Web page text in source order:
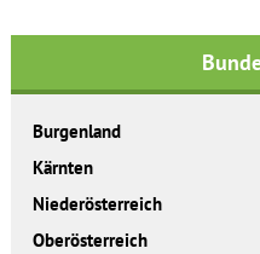
Burgenland
Kärnten
Niederösterreich
Oberösterreich